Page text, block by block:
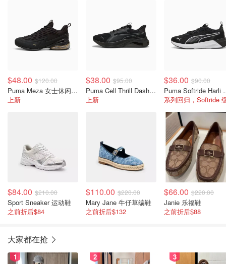
$48.00 $120.00
Puma Meza 女士休闲运动鞋
上新
$38.00 $95.00
Puma Cell Thrill Dash 女士运动鞋
上新
$36.00 $90.00
Puma
$84.00 $210.00
Sport Sneaker 运动鞋
之前折后$84
$110.00 $220.00
Mary Jane 牛仔草编鞋
之前折后$132
$66.00 $220.00
Janie 乐福鞋
之前折后$88
大家都在抢
1 2 3